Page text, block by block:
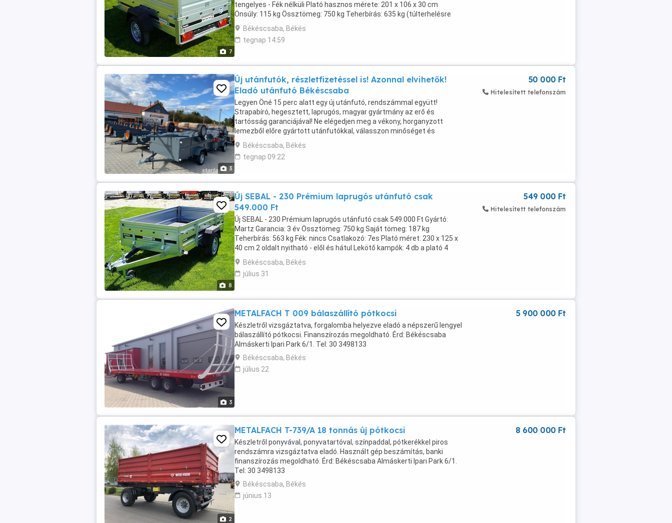
7
tengelyes - Fék nélküli Plató hasznos mérete: 201 x 106 x 30 cm
Önsúly: 115 kg Össztömeg: 750 kg Teherbírás: 635 kg (túlterhelésre
nem alkalmas) Alváz: Horganyzott ...
Békéscsaba, Békés
tegnap 14:59
3
Új utánfutók, részletfizetéssel is! Azonnal elvihetők!
Eladó utánfutó Békéscsaba
Legyen Öné 15 perc alatt egy új utánfutó, rendszámmal együtt!
Strapabíró, hegesztett, laprugós, magyar gyártmány az erő és
tartósság garanciájával! Ne elégedjen meg a vékony, horganyzott
lemezből előre gyártott utánfutókkal, válasszon minőséget és
megbízhatóságot a mi masszív, vas utánfutóinkkal! Kérhető ...
Békéscsaba, Békés
tegnap 09:22
50 000 Ft
Hitelesített telefonszám
8
Új SEBAL - 230 Prémium laprugós utánfutó csak
549.000 Ft
Új SEBAL - 230 Prémium laprugós utánfutó csak 549.000 Ft Gyártó:
Martz Garancia: 3 év Össztömeg: 750 kg Saját tömeg: 187 kg
Teherbírás: 563 kg Fék: nincs Csatlakozó: 7es Plató méret: 230 x 125 x
40 cm 2 oldalt nyitható - elől és hátul Lekötő kampók: 4 db a plató 4
sarkán Az új SEBAL 230 Prémium L - ...
Békéscsaba, Békés
július 31
549 000 Ft
Hitelesített telefonszám
3
METALFACH T 009 bálaszállító pótkocsi
Készletről vizsgáztatva, forgalomba helyezve eladó a népszerű lengyel
bálaszállító pótkocsi. Finanszírozás megoldható. Érd: Békéscsaba
Almáskerti Ipari Park 6/1. Tel: 30 3498133
Békéscsaba, Békés
július 22
5 900 000 Ft
2
METALFACH T-739/A 18 tonnás új pótkocsi
Készletről ponyvával, ponyvatartóval, színpaddal, pótkerékkel piros
rendszámra vizsgáztatva eladó. Használt gép beszámítás, banki
finanszírozás megoldható. Érd: Békéscsaba Almáskerti Ipari Park 6/1.
Tel: 30 3498133
Békéscsaba, Békés
június 13
8 600 000 Ft